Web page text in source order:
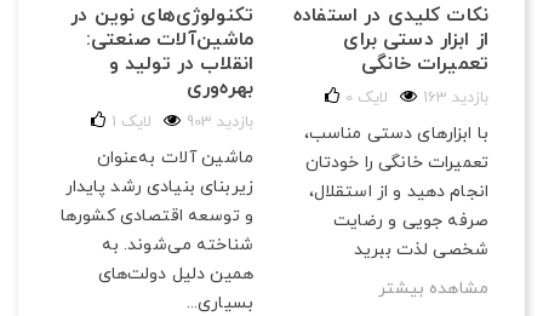
تکنولوژی‌های نوین در
ماشین‌آلات صنعتی:
انقلاب در تولید و
بهره‌وری
903 بازدید 1 لایک
ماشین آلات به‌عنوان
زیربنای بنیادی رشد پایدار
و توسعه اقتصادی کشورها
شناخته می‌شوند. به
همین دلیل دولت‌های
بسیاری...
نکات کلیدی در استفاده
از ابزار دستی برای
تعمیرات خانگی
163 بازدید 0 لایک
با ابزارهای دستی مناسب،
تعمیرات خانگی را خودتان
انجام دهید و از استقلال،
صرفه‌ جویی و رضایت
شخصی لذت ببرید
مشاهده بیشتر